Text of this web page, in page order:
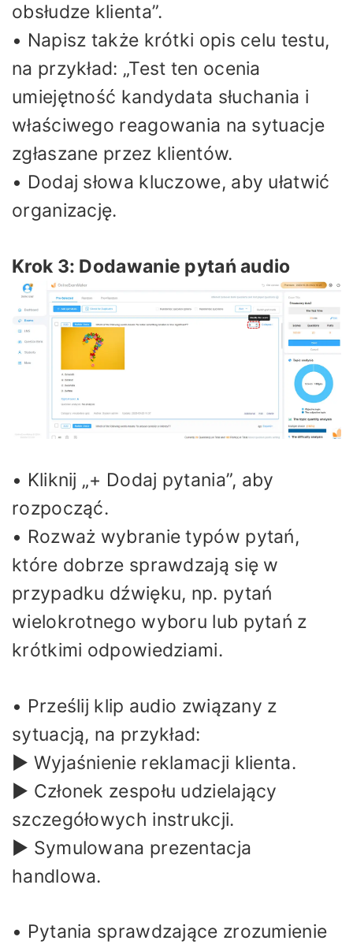
obsłudze klienta”.
• Napisz także krótki opis celu testu,
na przykład: „Test ten ocenia
umiejętność kandydata słuchania i
właściwego reagowania na sytuacje
zgłaszane przez klientów.
• Dodaj słowa kluczowe, aby ułatwić
organizację.
Krok 3: Dodawanie pytań audio
• Kliknij „+ Dodaj pytania”, aby
rozpocząć.
• Rozważ wybranie typów pytań,
które dobrze sprawdzają się w
przypadku dźwięku, np. pytań
wielokrotnego wyboru lub pytań z
krótkimi odpowiedziami.
• Prześlij klip audio związany z
sytuacją, na przykład:
▶ Wyjaśnienie reklamacji klienta.
▶ Członek zespołu udzielający
szczegółowych instrukcji.
▶ Symulowana prezentacja
handlowa.
• Pytania sprawdzające zrozumienie